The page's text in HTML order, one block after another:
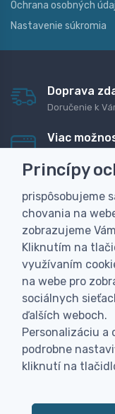
Ochrana osobných
Nastavenie súkromia
Doprava
Doručenie k
Viac
dobierku
Vyrobíme Vám
Skúsenosť
Široký
Princípy
prispôsobujeme
chovania na
zobrazujeme
Kliknutím na
využívaním
na webe pro
sociálnych
ďalších weboch.
Personalizáciu a
podrobne
kliknutí na